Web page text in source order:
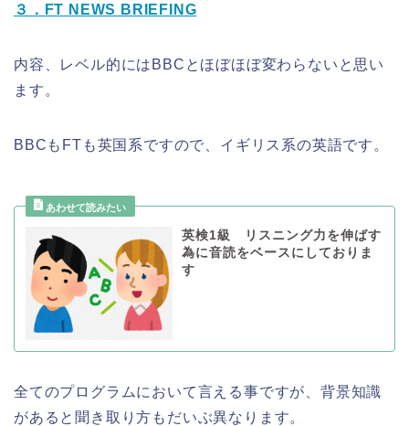
３．FT NEWS BRIEFING
内容、レベル的にはBBCとほぼほぼ変わらないと思い
ます。
BBCもFTも英国系ですので、イギリス系の英語です。
英検1級 リスニング力を伸ばす
為に音読をベースにしておりま
す
全てのプログラムにおいて言える事ですが、背景知識
があると聞き取り方もだいぶ異なります。